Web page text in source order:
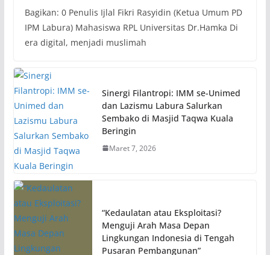
Bagikan: 0 Penulis Ijlal Fikri Rasyidin (Ketua Umum PD
IPM Labura) Mahasiswa RPL Universitas Dr.Hamka Di
era digital, menjadi muslimah
Sinergi Filantropi: IMM se-Unimed
dan Lazismu Labura Salurkan
Sembako di Masjid Taqwa Kuala
Beringin
Maret 7, 2026
“Kedaulatan atau Eksploitasi?
Menguji Arah Masa Depan
Lingkungan Indonesia di Tengah
Pusaran Pembangunan”